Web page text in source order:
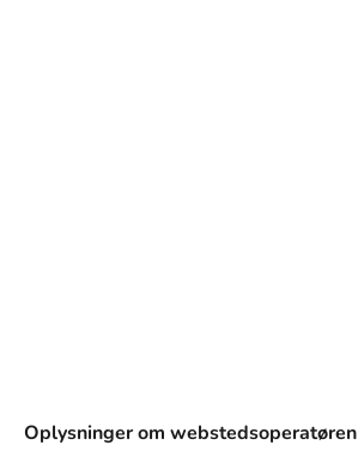
Oplysninger om webstedsoperatøren